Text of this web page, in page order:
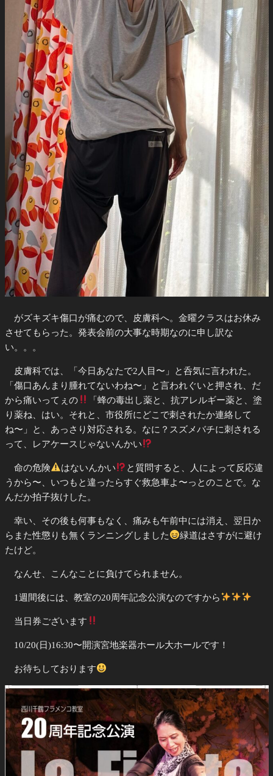
がズキズキ傷口が痛むので、皮膚科へ。金曜クラスはお休み
させてもらった。発表会前の大事な時期なのに申し訳な
い。。。
皮膚科では、「今日あなたで2人目〜」と呑気に言われた。
「傷口あんまり腫れてないわね〜」と言われぐいと押され、だ
から痛いってぇの
「蜂の毒出し薬と、抗アレルギー薬と、塗
り薬ね、はい。それと、市役所にどこで刺されたか連絡して
ね〜」と、あっさり対応される。なに？スズメバチに刺される
って、レアケースじゃないんかい
命の危険 はないんかい
と質問すると、人によって反応違
うから〜、いつもと違ったらすぐ救急車よ〜っとのことで。な
んだか拍子抜けした。
幸い、その後も何事もなく、痛みも午前中には消え、翌日か
らまた性懲りも無くランニングしました
緑道はさすがに避け
たけど。
なんせ、こんなことに負けてられません。
1週間後には、教室の20周年記念公演なのですから
当日券ございます
10/20(日)16:30〜開演宮地楽器ホール大ホールです！
お待ちしております